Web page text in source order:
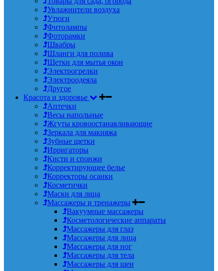
Увлажнители воздуха
Утюги
Фитолампы
Фоторамки
Швабры
Шланги для полива
Щетки для мытья окон
Электрогрелки
Электроодеяла
Другое
Красота и здоровье
Аптечки
Весы напольные
Жгуты кровоостанавливающие
Зеркала для макияжа
Зубные щетки
Ирригаторы
Кисти и спонжи
Корректирующее белье
Корректоры осанки
Косметички
Маски для лица
Массажеры и тренажеры
Вакуумные массажеры
Косметологические аппараты
Массажеры для глаз
Массажеры для лица
Массажеры для ног
Массажеры для тела
Массажеры для шеи